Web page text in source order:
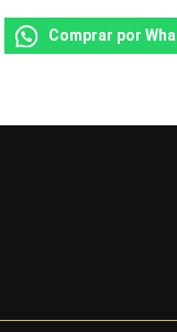
Comprar por